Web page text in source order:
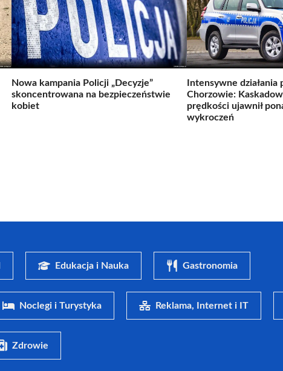
Nowa kampania Policji „Decyzje”
skoncentrowana na bezpieczeństwie
kobiet
Intensywne działania
Chorzowie:
prędkości ujawnił
wykroczeń
Edukacja i Nauka Gastronomia
Noclegi i Turystyka Reklama, Internet i IT
Zdrowie